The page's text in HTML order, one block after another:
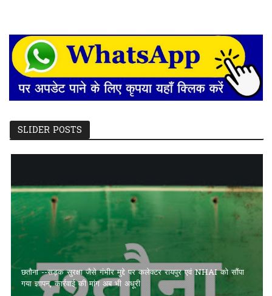
SLIDER POSTS
छतौना --सड़क सुरक्षा जैसे गंभीर मुद्दे पर कलेक्टर रायपुर एवं NHAI को सौंपा
गया ज्ञापन, कार्रवाई की मांग अब भी अधूरी